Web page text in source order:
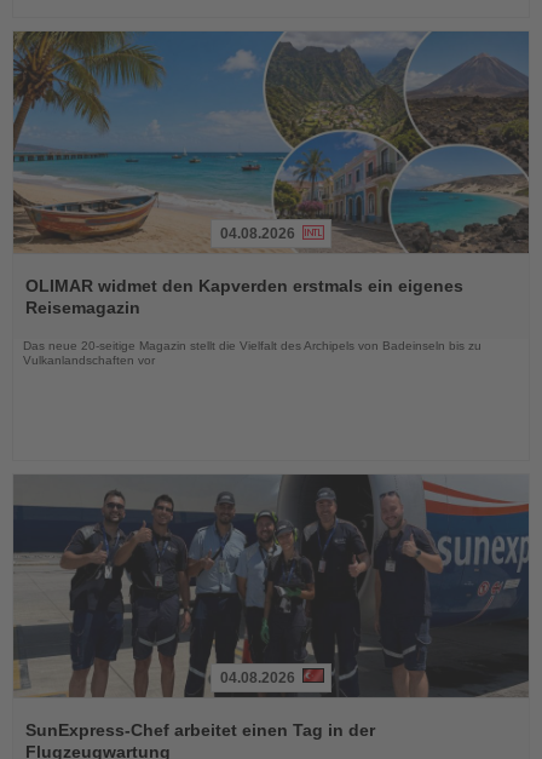
Sie
die
Nachrichten
04.08.2026
OLIMAR widmet den Kapverden erstmals ein eigenes
Reisemagazin
Das neue 20-seitige Magazin stellt die Vielfalt des Archipels von Badeinseln bis zu
Vulkanlandschaften vor
Sie
die
04.08.2026
SunExpress-Chef arbeitet einen Tag in der
Flugzeugwartung